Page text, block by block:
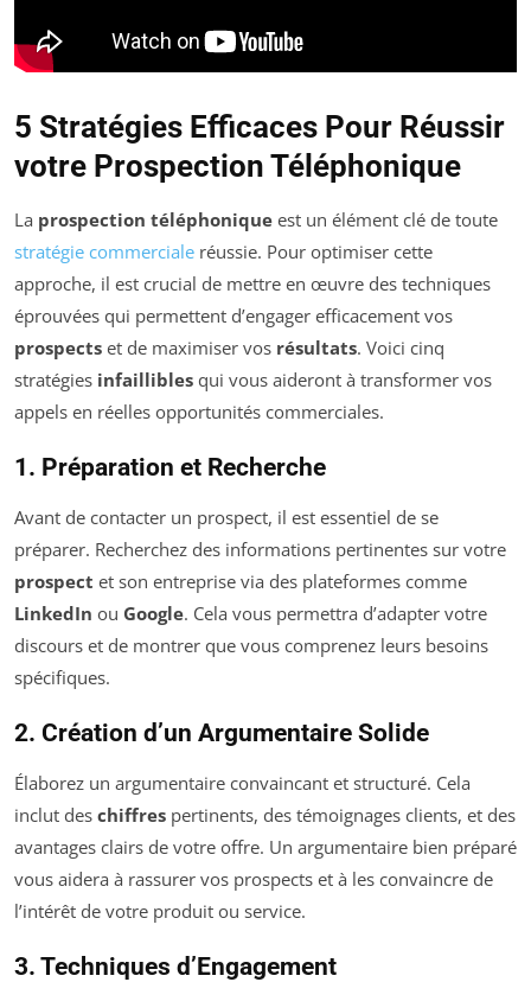
5 Stratégies Efficaces Pour Réussir
votre Prospection Téléphonique
La prospection téléphonique est un élément clé de toute
stratégie commerciale réussie. Pour optimiser cette
approche, il est crucial de mettre en œuvre des techniques
éprouvées qui permettent d’engager efficacement vos
prospects et de maximiser vos résultats. Voici cinq
stratégies infaillibles qui vous aideront à transformer vos
appels en réelles opportunités commerciales.
1. Préparation et Recherche
Avant de contacter un prospect, il est essentiel de se
préparer. Recherchez des informations pertinentes sur votre
prospect et son entreprise via des plateformes comme
LinkedIn ou Google. Cela vous permettra d’adapter votre
discours et de montrer que vous comprenez leurs besoins
spécifiques.
2. Création d’un Argumentaire Solide
Élaborez un argumentaire convaincant et structuré. Cela
inclut des chiffres pertinents, des témoignages clients, et des
avantages clairs de votre offre. Un argumentaire bien préparé
vous aidera à rassurer vos prospects et à les convaincre de
l’intérêt de votre produit ou service.
3. Techniques d’Engagement